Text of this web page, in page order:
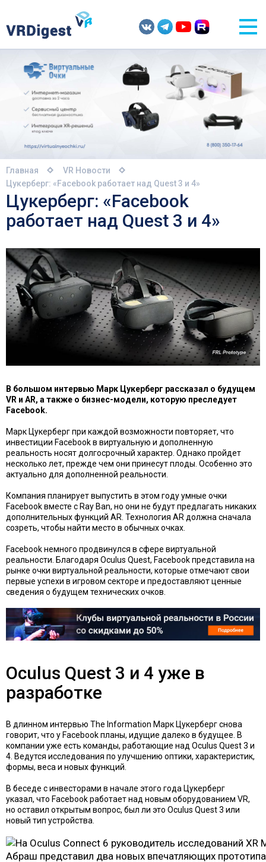
Главная
VR Новости
Цукерберг: «Facebook работает над Quest 3 и 4»
Цукерберг: «Facebook
работает над Quest 3 и 4»
В большом интервью Марк Цукерберг рассказал о будущем
VR и AR, а также о бизнес-модели, которую преследует
Facebook.
Марк Цукерберг при каждой возможности повторяет, что
инвестиции Facebook в виртуальную и дополненную
реальность носят долгосрочный характер . Однако пройдет
несколько лет, прежде чем они принесут плоды. Особенно это
актуально для дополненной реальности.
Компания планирует выпустить в этом годуумные очки
Facebookвместе с Ray Ban, но они не будут предлагать никаких
дополнительных функций AR. Технология AR должна сначала
созреть, чтобы найти место в обычных очках.
Facebook немного продвинулся в сфере виртуальной
реальности. Благодаря Oculus Quest, Facebook представила на
рынке очки виртуальной реальности, которые отмечают свои
первые успехи в игровом секторе и предоставляют ценные
сведения о будущем технических очков.
Oculus Quest 3 и 4 уже в
разработке
В длинном интервью The Information Марк Цукерберг снова
говорит, что у Facebook планы, идущие далеко в будущее. В
компании уже есть команды, работающие над Oculus Quest 3 и
4. Ведутся исследования по улучшению оптики, характеристик,
формы, веса и новых функций.
В беседе с инвесторами в начале этого года Цукерберг
указал, что Facebook работает над новым оборудованием VR,
но оставил открытым вопрос, был ли это Oculus Quest 3 или
новый тип устройства.